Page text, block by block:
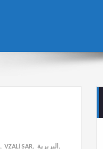
, VZALl SAR, البربرية,